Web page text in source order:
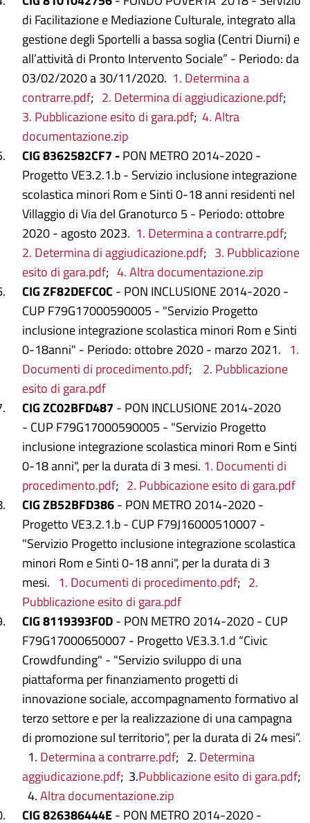
di Facilitazione e Mediazione Culturale, integrato alla
gestione degli Sportelli a bassa soglia (Centri Diurni) e
all’attività di Pronto Intervento Sociale” - Periodo: da
03/02/2020 a 30/11/2020. 1. Determina a
contrarre.pdf; 2. Determina di aggiudicazione.pdf;
3. Pubblicazione esito di gara.pdf; 4. Altra
documentazione.zip
CIG 8362582CF7 -PON METRO 2014-2020 -
Progetto VE3.2.1.b - Servizio inclusione integrazione
scolastica minori Rom e Sinti 0-18 anni residenti nel
Villaggio di Via del Granoturco 5 - Periodo: ottobre
2020 - agosto 2023. 1. Determina a contrarre.pdf;
2. Determina di aggiudicazione.pdf; 3. Pubblicazione
esito di gara.pdf; 4. Altra documentazione.zip
CIG ZF82DEFC0C - PON INCLUSIONE 2014-2020 -
CUP F79G17000590005 - "Servizio Progetto
inclusione integrazione scolastica minori Rom e Sinti
0-18anni" - Periodo: ottobre 2020 - marzo 2021. 1.
Documenti di procedimento.pdf; 2. Pubblicazione
esito di gara.pdf
CIG ZC02BFD487 - PON INCLUSIONE 2014-2020
- CUP F79G17000590005 - "Servizio Progetto
inclusione integrazione scolastica minori Rom e Sinti
0-18 anni", per la durata di 3 mesi. 1. Documenti di
procedimento.pdf; 2. Pubbicazione esito di gara.pdf
CIG ZB52BFD386- PON METRO 2014-2020 -
Progetto VE3.2.1.b - CUP F79J16000510007 -
"Servizio Progetto inclusione integrazione scolastica
minori Rom e Sinti 0-18 anni", per la durata di 3
mesi. 1. Documenti di procedimento.pdf; 2.
Pubblicazione esito di gara.pdf
CIG 8119393F0D- PON METRO 2014-2020 - CUP
F79G17000650007 - Progetto VE3.3.1.d “Civic
Crowdfunding" - "Servizio sviluppo di una
piattaforma per finanziamento progetti di
innovazione sociale, accompagnamento formativo al
terzo settore e per la realizzazione di una campagna
di promozione sul territorio", per la durata di 24 mesi”.
1. Determina a contrarre.pdf; 2. Determina
aggiudicazione.pdf; 3.Pubblicazione esito di gara.pdf;
4.Altra documentazione.zip
CIG 826386444E- PON METRO 2014-2020 -